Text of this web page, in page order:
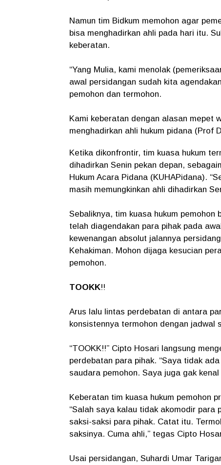
Namun tim Bidkum memohon agar
bisa menghadirkan ahli pada hari itu.
keberatan.
“Yang Mulia, kami menolak
awal persidangan sudah kita
pemohon dan termohon.
Kami keberatan dengan alasan mepet
menghadirkan ahli hukum pidana (Prof
Ketika dikonfrontir, tim kuasa hukum
dihadirkan Senin pekan depan,
Hukum Acara Pidana (KUHAPidana).
masih memungkinkan ahli dihadirkan
Sebaliknya, tim kuasa hukum
telah diagendakan para pihak pada
kewenangan absolut jalannya
Kehakiman. Mohon dijaga kesucian
pemohon.
TOOKK!!
Arus lalu lintas perdebatan di antara
konsistennya termohon dengan jadwal
“TOOKK!!” Cipto Hosari langsung
perdebatan para pihak. “Saya tidak
saudara pemohon. Saya juga gak
Keberatan tim kuasa hukum pemohon
“Salah saya kalau tidak akomodir para
saksi-saksi para pihak. Catat itu.
saksinya. Cuma ahli,” tegas Cipto
Usai persidangan, Suhardi Umar